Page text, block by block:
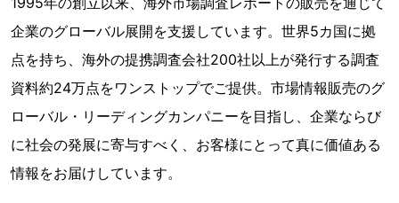
企業のグローバル展開を支援しています。世界5カ国に拠
点を持ち、海外の提携調査会社200社以上が発行する調査
資料約24万点をワンストップでご提供。市場情報販売のグ
ローバル・リーディングカンパニーを目指し、企業ならび
に社会の発展に寄与すべく、お客様にとって真に価値ある
情報をお届けしています。